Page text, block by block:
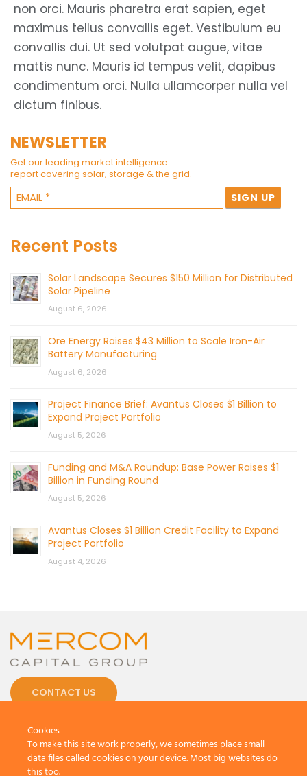
non orci. Mauris pharetra erat sapien, eget
maximus tellus convallis eget. Vestibulum eu
convallis dui. Ut sed volutpat augue, vitae
mattis nunc. Mauris id tempus velit, dapibus
condimentum orci. Nulla ullamcorper nulla vel
dictum finibus.
NEWSLETTER
Get our leading market intelligence
report covering solar, storage & the grid.
Recent Posts
Solar Landscape Secures $150 Million for Distributed
Solar Pipeline
August 6, 2026
Ore Energy Raises $43 Million to Scale Iron-Air
Battery Manufacturing
August 6, 2026
Project Finance Brief: Avantus Closes $1 Billion to
Expand Project Portfolio
August 5, 2026
Funding and M&A Roundup: Base Power Raises $1
Billion in Funding Round
August 5, 2026
Avantus Closes $1 Billion Credit Facility to Expand
Project Portfolio
August 4, 2026
CONTACT US
Cookies
To make this site work properly, we sometimes place small
data files called cookies on your device. Most big websites do
this too.